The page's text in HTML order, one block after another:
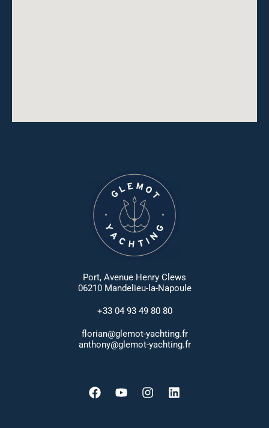
Port, Avenue Henry Clews
06210 Mandelieu-la-Napoule
+33 04 93 49 80 80
florian@glemot-yachting.fr
anthony@glemot-yachting.fr
Facebook
YoutubeInstagram
Linkedin